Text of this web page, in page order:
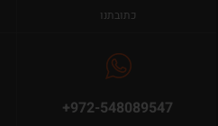
כתובתנו
+972-548089547